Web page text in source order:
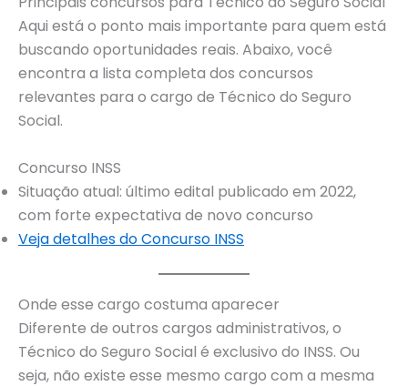
Aqui está o ponto mais importante para quem está
buscando oportunidades reais. Abaixo, você
encontra a lista completa dos concursos
relevantes para o cargo de Técnico do Seguro
Social.
Concurso INSS
Situação atual: último edital publicado em 2022,
com forte expectativa de novo concurso
Veja detalhes do Concurso INSS
Onde esse cargo costuma aparecer
Diferente de outros cargos administrativos, o
Técnico do Seguro Social é exclusivo do INSS. Ou
seja, não existe esse mesmo cargo com a mesma